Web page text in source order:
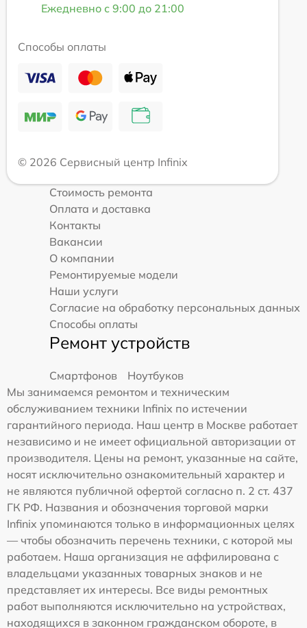
Ежедневно с 9:00 до 21:00
Способы оплаты
© 2026 Сервисный центр Infinix
Стоимость ремонта
Оплата и доставка
Контакты
Вакансии
О компании
Ремонтируемые модели
Наши услуги
Согласие на обработку персональных данных
Способы оплаты
Ремонт устройств
Смартфонов
Ноутбуков
Мы занимаемся ремонтом и техническим
обслуживанием техники Infinix по истечении
гарантийного периода. Наш центр в Москве работает
независимо и не имеет официальной авторизации от
производителя. Цены на ремонт, указанные на сайте,
носят исключительно ознакомительный характер и
не являются публичной офертой согласно п. 2 ст. 437
ГК РФ. Названия и обозначения торговой марки
Infinix упоминаются только в информационных целях
— чтобы обозначить перечень техники, с которой мы
работаем. Наша организация не аффилирована с
владельцами указанных товарных знаков и не
представляет их интересы. Все виды ремонтных
работ выполняются исключительно на устройствах,
находящихся в законном гражданском обороте, в